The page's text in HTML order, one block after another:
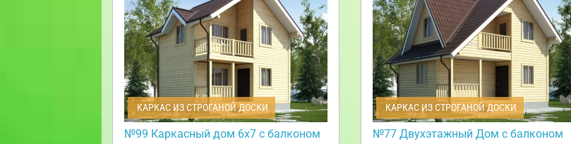
КАРКАС ИЗ СТРОГАНОЙ ДОСКИ
№99 Каркасный дом 6х7 с балконом
КАРКАС ИЗ СТРОГАНОЙ ДОСКИ
№77 Двухэтажный Дом с балконом